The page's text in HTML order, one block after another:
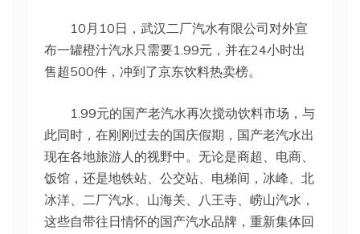
10月10日，武汉二厂汽水有限公司对外宣
布一罐橙汁汽水只需要1.99元，并在24小时出
售超500件，冲到了京东饮料热卖榜。
1.99元的国产老汽水再次搅动饮料市场，与
此同时，在刚刚过去的国庆假期，国产老汽水出
现在各地旅游人的视野中。无论是商超、电商、
饭馆，还是地铁站、公交站、电梯间，冰峰、北
冰洋、二厂汽水、山海关、八王寺、崂山汽水，
这些自带往日情怀的国产汽水品牌，重新集体回